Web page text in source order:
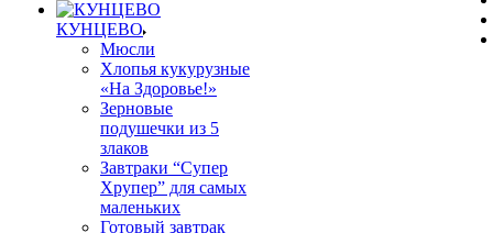
КУНЦЕВО
Мюсли
Хлопья кукурузные
«На Здоровье!»
Зерновые
подушечки из 5
злаков
Завтраки “Супер
Хрупер” для самых
маленьких
Готовый завтрак